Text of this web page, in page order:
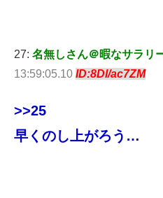
27: 名無しさん＠暇なサラリ
13:59:05.10 ID:8Dl/ac7ZM
>>25
早くのし上がろう…